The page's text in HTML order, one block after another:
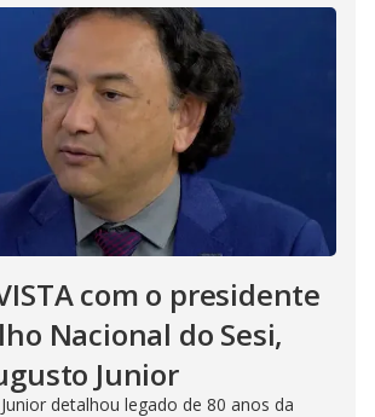
com o presidente
Nacional do Sesi,
Junior
detalhou legado de 80 anos da